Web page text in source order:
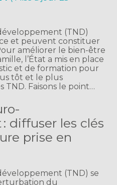
(TND)
et peuvent constituer
améliorer le bien-être
l’État a mis en place
et de formation pour
tôt et le plus
TND. Faisons le point…
diffuser les clés
prise en
(TND) se
du